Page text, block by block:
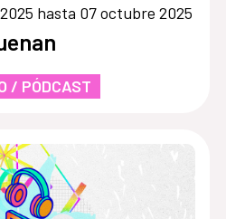
hasta 07 octubre 2025
/ PÓDCAST